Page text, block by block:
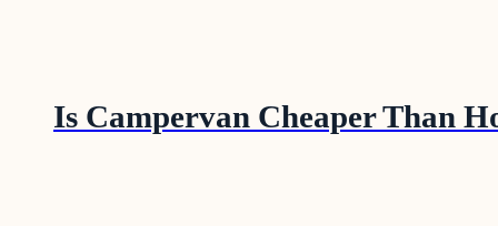
Is Campervan Cheaper Than